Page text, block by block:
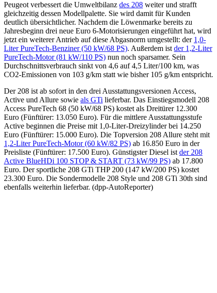
Peugeot verbessert die Umweltbilanz des 208 weiter und strafft
gleichzeitig dessen Modellpalette. Sie wird damit für Kunden
deutlich übersichtlicher. Nachdem die Löwenmarke bereits zu
Jahresbeginn drei neue Euro 6-Motorisierungen eingeführt hat, wird
jetzt ein weiterer Antrieb auf diese Abgasnorm umgestellt: der 1,0-
Liter PureTech-Benziner (50 kW/68 PS). Außerdem ist der 1,2-Liter
PureTech-Motor (81 kW/110 PS) nun noch sparsamer. Sein
Durchschnittsverbrauch sinkt von 4,6 auf 4,5 Liter/100 km, was
CO2-Emissionen von 103 g/km statt wie bisher 105 g/km entspricht.
Der 208 ist ab sofort in den drei Ausstattungsversionen Access,
Active und Allure sowie als GTi lieferbar. Das Einstiegsmodell 208
Access PureTech 68 (50 kW/68 PS) kostet als Dreitürer 12.300
Euro (Fünftürer: 13.050 Euro). Für die mittlere Ausstattungsstufe
Active beginnen die Preise mit 1,0-Liter-Dreizylinder bei 14.250
Euro (Fünftürer: 15.000 Euro). Die Topversion 208 Allure steht mit
1,2-Liter PureTech-Motor (60 kW/82 PS) ab 16.850 Euro in der
Preisliste (Fünftürer: 17.500 Euro). Günstigster Diesel ist der 208
Active BlueHDi 100 STOP & START (73 kW/99 PS) ab 17.800
Euro. Der sportliche 208 GTi THP 200 (147 kW/200 PS) kostet
23.300 Euro. Die Sondermodelle 208 Style und 208 GTi 30th sind
ebenfalls weiterhin lieferbar. (dpp-AutoReporter)